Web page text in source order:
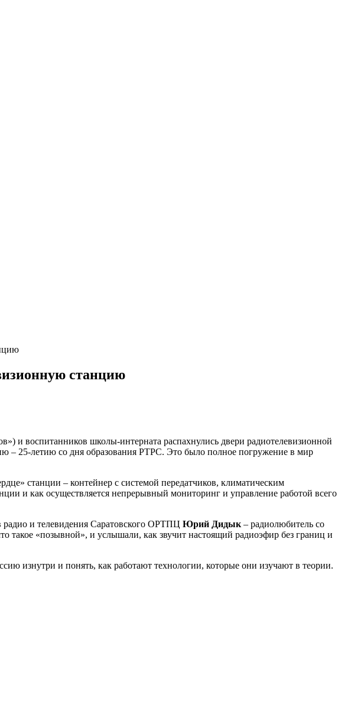
станцию
и воспитанников школы-интерната распахнулись двери радиотелевизионной
– 25-летию со дня образования РТРС. Это было полное погружение в мир
станции – контейнер с системой передатчиков, климатическим
и как осуществляется непрерывный мониторинг и управление работой всего
радио и телевидения Саратовского ОРТПЦ Юрий Дидык – радиолюбитель со
такое «позывной», и услышали, как звучит настоящий радиоэфир без границ и
изнутри и понять, как работают технологии, которые они изучают в теории.